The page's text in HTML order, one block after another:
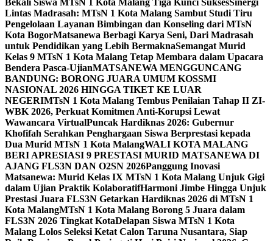
Bekali Siswa MTsN 1 Kota Malang Tiga Kunci SuksesSinergi
Lintas Madrasah: MTsN 1 Kota Malang Sambut Studi Tiru
Pengelolaan Layanan Bimbingan dan Konseling dari MTsN
Kota BogorMatsanewa Berbagi Karya Seni, Dari Madrasah
untuk Pendidikan yang Lebih BermaknaSemangat Murid
Kelas 9 MTsN 1 Kota Malang Tetap Membara dalam Upacara
Bendera Pasca-UjianMATSANEWA MENGGUNCANG
BANDUNG: BORONG JUARA UMUM KOSSMI
NASIONAL 2026 HINGGA TIKET KE LUAR
NEGERIMTsN 1 Kota Malang Tembus Penilaian Tahap II ZI-
WBK 2026, Perkuat Komitmen Anti-Korupsi Lewat
Wawancara VirtualPuncak Hardiknas 2026: Gubernur
Khofifah Serahkan Penghargaan Siswa Berprestasi kepada
Dua Murid MTsN 1 Kota MalangWALI KOTA MALANG
BERI APRESIASI 9 PRESTASI MURID MATSANEWA DI
AJANG FLS3N DAN O2SN 2026Panggung Inovasi
Matsanewa: Murid Kelas IX MTsN 1 Kota Malang Unjuk Gigi
dalam Ujian Praktik KolaboratifHarmoni Jimbe Hingga Unjuk
Prestasi Juara FLS3N Getarkan Hardiknas 2026 di MTsN 1
Kota MalangMTsN 1 Kota Malang Borong 5 Juara dalam
FLS3N 2026 Tingkat KotaDelapan Siswa MTsN 1 Kota
Malang Lolos Seleksi Ketat Calon Taruna Nusantara, Siap